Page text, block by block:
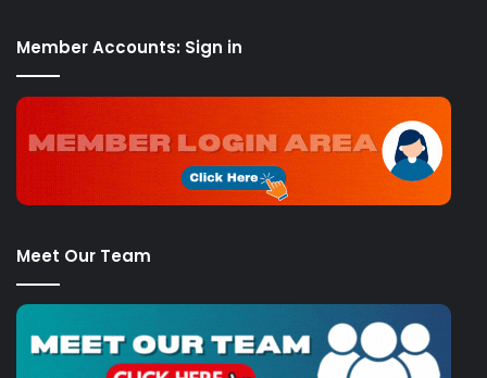
Member Accounts: Sign in
Meet Our Team